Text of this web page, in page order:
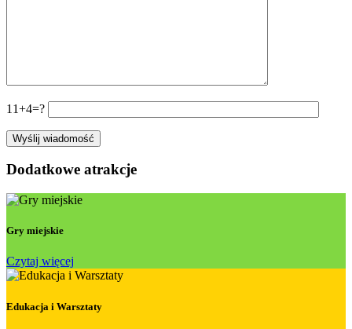
11+4=?
Dodatkowe atrakcje
Gry miejskie
Czytaj więcej
Edukacja i Warsztaty